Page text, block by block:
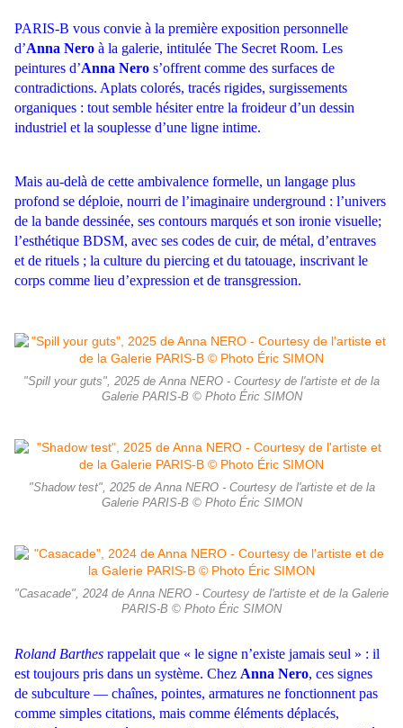
PARIS-B vous convie à la première exposition personnelle
d’Anna Nero à la galerie, intitulée The Secret Room. Les
peintures d’Anna Nero s’offrent comme des surfaces de
contradictions. Aplats colorés, tracés rigides, surgissements
organiques : tout semble hésiter entre la froideur d’un dessin
industriel et la souplesse d’une ligne intime.
Mais au-delà de cette ambivalence formelle, un langage plus
profond se déploie, nourri de l’imaginaire underground : l’univers
de la bande dessinée, ses contours marqués et son ironie visuelle;
l’esthétique BDSM, avec ses codes de cuir, de métal, d’entraves
et de rituels ; la culture du piercing et du tatouage, inscrivant le
corps comme lieu d’expression et de transgression.
"Spill your guts", 2025 de Anna NERO - Courtesy de l'artiste et de la
Galerie PARIS-B © Photo Éric SIMON
"Shadow test", 2025 de Anna NERO - Courtesy de l'artiste et de la
Galerie PARIS-B © Photo Éric SIMON
"Casacade", 2024 de Anna NERO - Courtesy de l'artiste et de la Galerie
PARIS-B © Photo Éric SIMON
Roland Barthes rappelait que « le signe n’existe jamais seul » : il
est toujours pris dans un système. Chez Anna Nero, ces signes
de subculture — chaînes, pointes, armatures ne fonctionnent pas
comme simples citations, mais comme éléments déplacés,